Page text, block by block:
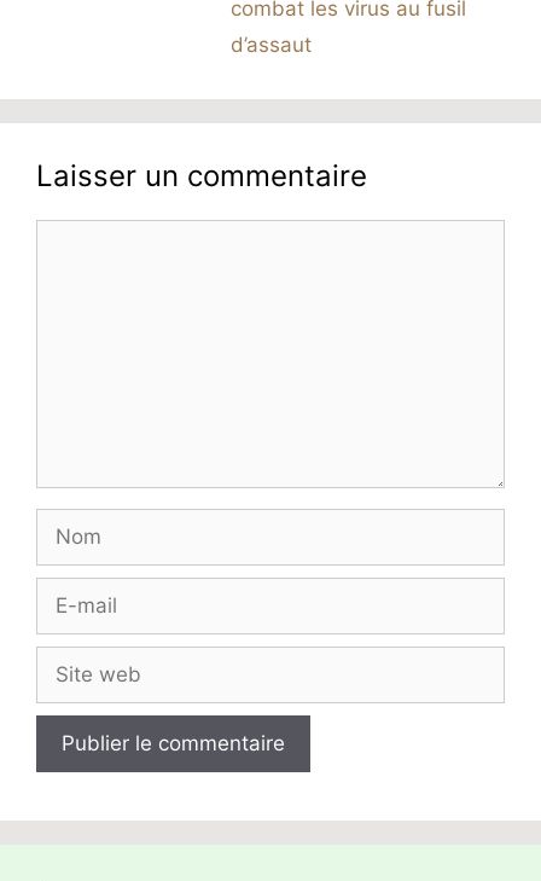
combat les virus au fusil
d’assaut
Laisser un commentaire
mail
web